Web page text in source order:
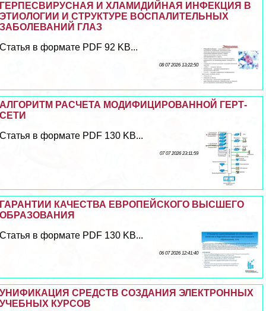
ГЕРПЕСВИРУСНАЯ И ХЛАМИДИЙНАЯ ИНФЕКЦИЯ В
ЭТИОЛОГИИ И СТРУКТУРЕ ВОСПАЛИТЕЛЬНЫХ
ЗАБОЛЕВАНИЙ ГЛАЗ
Статья в формате PDF 92 KB...
08 07 2026 13:22:50
АЛГОРИТМ РАСЧЕТА МОДИФИЦИРОВАННОЙ ГЕРТ-
СЕТИ
Статья в формате PDF 130 KB...
07 07 2026 23:11:59
ГАРАНТИИ КАЧЕСТВА ЕВРОПЕЙСКОГО ВЫСШЕГО
ОБРАЗОВАНИЯ
Статья в формате PDF 130 KB...
06 07 2026 12:41:40
УНИФИКАЦИЯ СРЕДСТВ СОЗДАНИЯ ЭЛЕКТРОННЫХ
УЧЕБНЫХ КУРСОВ